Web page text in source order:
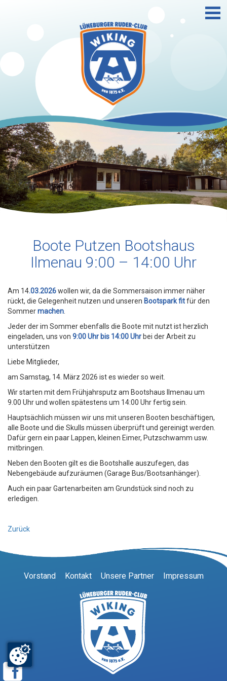
Boote Putzen Bootshaus
Ilmenau 9:00 – 14:00 Uhr
Am 14.03.2026wollen wir, da die Sommersaison immer näher
rückt, die Gelegenheit nutzen und unseren Bootspark fitfür den
Sommermachen.
Jeder der im Sommer ebenfalls die Boote mit nutzt ist herzlich
eingeladen, uns von 9:00 Uhr bis 14:00 Uhr bei der Arbeit zu
unterstützen
Liebe Mitglieder,
am Samstag, 14. März 2026 ist es wieder so weit.
Wir starten mit dem Frühjahrsputz am Bootshaus Ilmenau um
9.00 Uhr und wollen spätestens um 14:00 Uhr fertig sein.
Hauptsächlich müssen wir uns mit unseren Booten beschäftigen,
alle Boote und die Skulls müssen überprüft und gereinigt werden.
Dafür gern ein paar Lappen, kleinen Eimer, Putzschwamm usw.
mitbringen.
Neben den Booten gilt es die Bootshalle auszufegen, das
Nebengebäude aufzuräumen (Garage Bus/Bootsanhänger).
Auch ein paar Gartenarbeiten am Grundstück sind noch zu
erledigen.
Zurück
Vorstand Kontakt Unsere Partner Impressum